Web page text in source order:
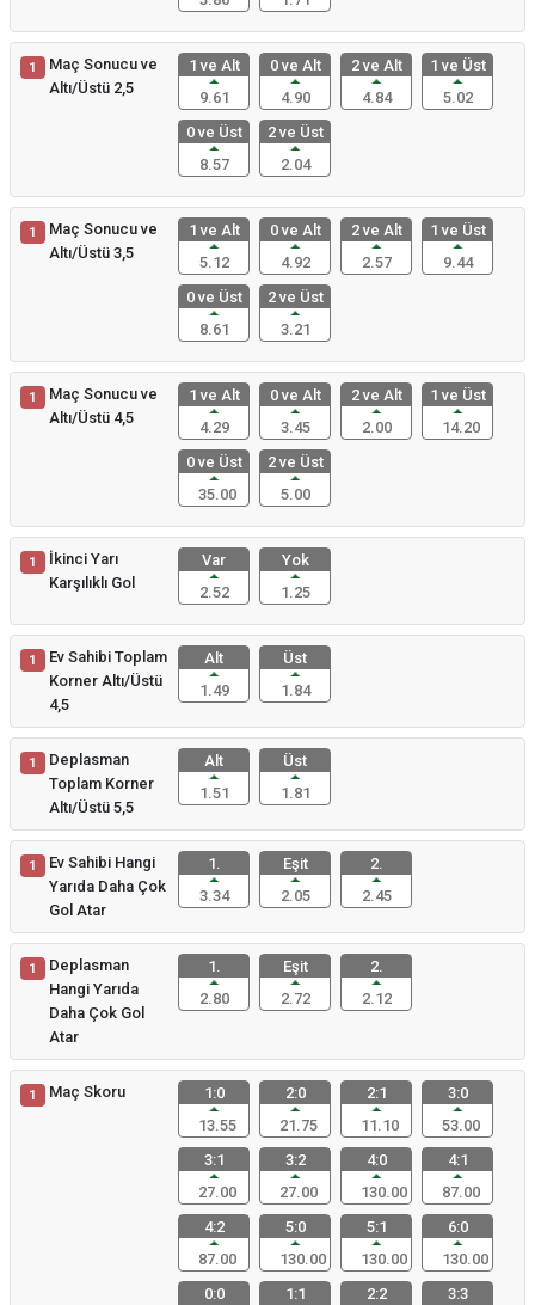
1
Maç Sonucu ve
Altı/Üstü 2,5
1 ve Alt
9.61
0 ve Alt
4.90
2 ve Alt
4.84
1 ve Üst
5.02
0 ve Üst
8.57
2 ve Üst
2.04
1
Maç Sonucu ve
Altı/Üstü 3,5
1 ve Alt
5.12
0 ve Alt
4.92
2 ve Alt
2.57
1 ve Üst
9.44
0 ve Üst
8.61
2 ve Üst
3.21
1
Maç Sonucu ve
Altı/Üstü 4,5
1 ve Alt
4.29
0 ve Alt
3.45
2 ve Alt
2.00
1 ve Üst
14.20
0 ve Üst
35.00
2 ve Üst
5.00
1
İkinci Yarı
Karşılıklı Gol
Var
2.52
Yok
1.25
1
Ev Sahibi Toplam
Korner Altı/Üstü
4,5
Alt
1.49
Üst
1.84
1
Deplasman
Toplam Korner
Altı/Üstü 5,5
Alt
1.51
Üst
1.81
1
Ev Sahibi Hangi
Yarıda Daha Çok
Gol Atar
1.
3.34
Eşit
2.05
2.
2.45
1
Deplasman
Hangi Yarıda
Daha Çok Gol
Atar
1.
2.80
Eşit
2.72
2.
2.12
1 Maç Skoru
1:0
13.55
2:0
21.75
2:1
11.10
3:0
53.00
3:1
27.00
3:2
27.00
4:0
130.00
4:1
87.00
4:2
87.00
5:0
130.00
5:1
130.00
6:0
130.00
0:0
1:1
2:2
3:3